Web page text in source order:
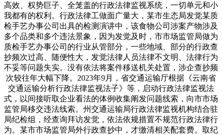
高效、权势巨子、全笼盖的行政法律监视系统，一切单元和小
我都有的权利。行政法律工做面广量大，某市生态局发觉某质
检手艺办事公司出具的检测演讲中，该食物公司涉案产物涉及
多个品类和多个违法景象，因为发觉及时，市市场监管局做为
质检手艺办事公司的行业从管部分，一些地域、部分的行政查
抄频次过高、随便性大，发觉法律人员法律不文明、法律行为
不妥等问题失实。没有依法将案件移送机关处置，涉企查抄频
次较往年大幅下降。2023年9月，省交通运输厅根据《云南省
交通运输分析行政法律监视法子》等，启动行政法律监视法
式，以间接听取企业看法的体例收集阐发问题线索，向市市场
监管局移交违法线索。州交通运输局行政法律监视机构结合驻
局纪检组，经查询拜访发觉，依法依规措置不规范行政法律行
为。某市市场监管局外行政查抄中，才缴清相关配套费。取纪